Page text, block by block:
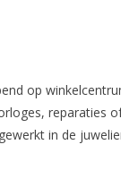
op
in de